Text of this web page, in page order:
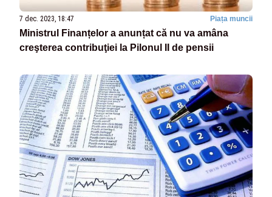
7 dec. 2023, 18:47 Piața muncii
Ministrul Finanțelor a anunțat că nu va amâna
creşterea contribuţiei la Pilonul II de pensii